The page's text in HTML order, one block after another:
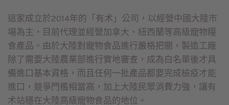
這家成立於2014年的「有术」公司，以經營中國大陸市
場為主，目前代理並經營加拿大、紐西蘭等高級寵物糧
食產品。由於大陸對寵物食品進行嚴格把關，製造工廠
除了需要大陸農業部進行實地審查，成為白名單後才具
備進口基本資格，而且任何一批產品都要完成檢疫才能
進口，競爭門檻相當高，加上大陸民眾消費力強，讓有
术站穩在大陸高級寵物食品的地位。